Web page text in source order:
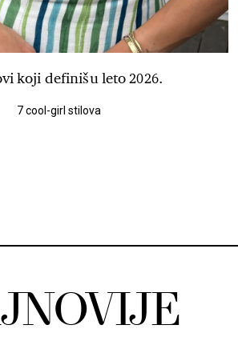
koji definišu leto 2026.
7 cool-girl stilova